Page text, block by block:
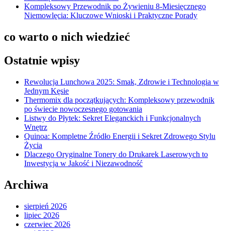
Kompleksowy Przewodnik po Żywieniu 8-Miesięcznego
Niemowlęcia: Kluczowe Wnioski i Praktyczne Porady
co warto o nich wiedzieć
Ostatnie wpisy
Rewolucja Lunchowa 2025: Smak, Zdrowie i Technologia w
Jednym Kęsie
Thermomix dla początkujących: Kompleksowy przewodnik
po świecie nowoczesnego gotowania
Listwy do Płytek: Sekret Eleganckich i Funkcjonalnych
Wnętrz
Quinoa: Kompletne Źródło Energii i Sekret Zdrowego Stylu
Życia
Dlaczego Oryginalne Tonery do Drukarek Laserowych to
Inwestycja w Jakość i Niezawodność
Archiwa
sierpień 2026
lipiec 2026
czerwiec 2026